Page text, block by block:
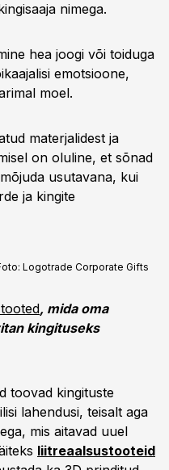
nimega.
hea joogi või toiduga
emotsioone,
moel.
materjalidest ja
on oluline, et sõnad
usutavana, kui
ja kingite
Logotrade Corporate Gifts
, mida oma
kingituseks
toovad kingituste
lahendusi, teisalt aga
mis aitavad uuel
liitreaalsustooteid